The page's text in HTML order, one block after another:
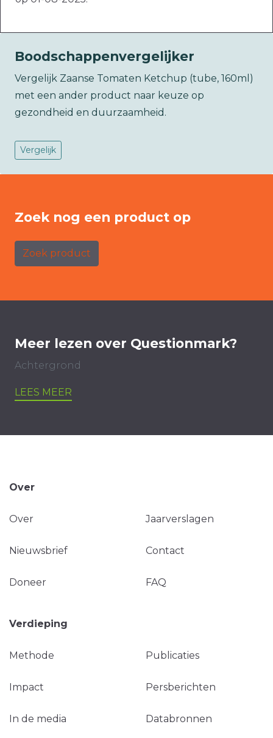
Boodschappenvergelijker
Vergelijk Zaanse Tomaten Ketchup (tube, 160ml)
met een ander product naar keuze op
gezondheid en duurzaamheid.
Vergelijk
Zoek nog een product op
Zoek product
Meer lezen over Questionmark?
Achtergrond
LEES MEER
Over
Over Jaarverslagen
Nieuwsbrief Contact
Doneer FAQ
Verdieping
Methode Publicaties
Impact Persberichten
In de media Databronnen